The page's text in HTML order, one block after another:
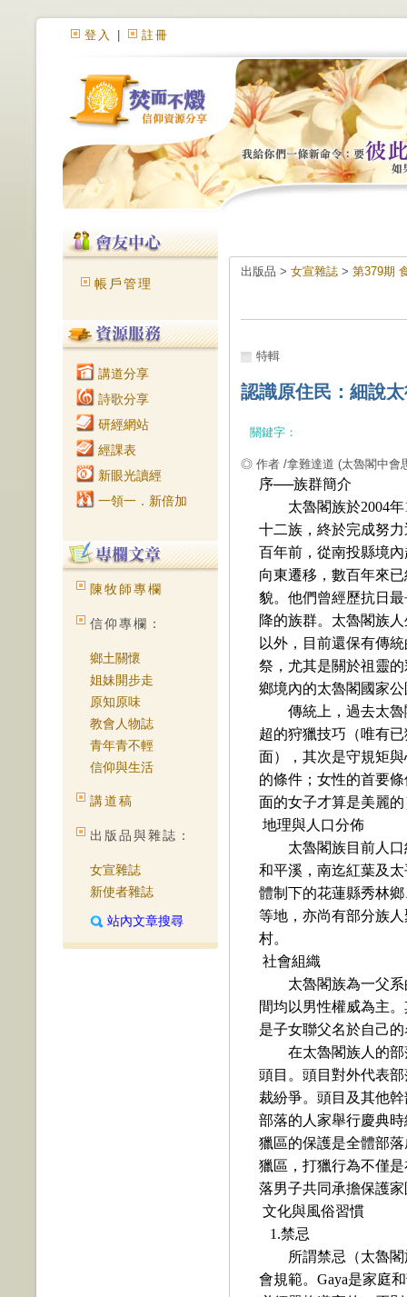
登入 註冊
帳戶管理
講道分享
詩歌分享
研經網站
經課表
新眼光讀經
一領一．新倍加
陳牧師專欄
信仰專欄：
鄉土關懷
姐妹開步走
原知原味
教會人物誌
青年青不輕
信仰與生活
講道稿
出版品與雜誌：
女宣雜誌
新使者雜誌
站內文章搜尋
出版品 > 女宣雜誌 > 第379期
特輯
認識原住民：細說
關鍵字：
◎ 作者 /拿難達道 (太魯閣中會
序──族群簡介
太魯閣族於2004年
十二族，終於完成努
百年前，從南投縣境
向東遷移，數百年來
貌。他們曾經歷抗日
降的族群。太魯閣族
以外，目前還保有傳
祭，尤其是關於祖靈
鄉境內的太魯閣國家
傳統上，過去太
超的狩獵技巧（唯有
面），其次是守規矩
的條件；女性的首要
面的女子才算是美麗
地理與人口分佈
太魯閣族目前人口
和平溪，南迄紅葉及
體制下的花蓮縣秀林
等地，亦尚有部分族
村。
社會組織
太魯閣族為一父
間均以男性權威為主
是子女聯父名於自己
在太魯閣族人的
頭目。頭目對外代表
裁紛爭。頭目及其他
部落的人家舉行慶典
獵區的保護是全體部
獵區，打獵行為不僅
落男子共同承擔保護
文化與風俗習慣
1.禁忌
所謂禁忌（太魯
會規範。 Gaya是家庭